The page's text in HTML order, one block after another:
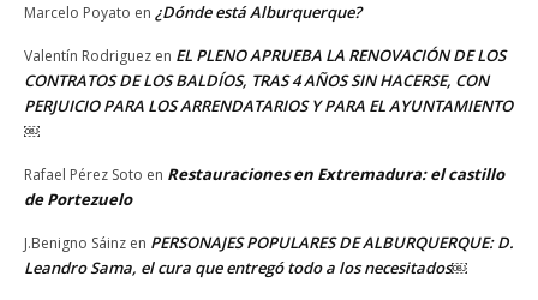
Marcelo Poyato en ¿Dónde está Alburquerque?
Valentín Rodriguez en EL PLENO APRUEBA LA RENOVACIÓN DE LOS
CONTRATOS DE LOS BALDÍOS, TRAS 4 AÑOS SIN HACERSE, CON
PERJUICIO PARA LOS ARRENDATARIOS Y PARA EL AYUNTAMIENTO
￼
Rafael Pérez Soto en Restauraciones en Extremadura: el castillo
de Portezuelo
J.Benigno Sáinz en PERSONAJES POPULARES DE ALBURQUERQUE: D.
Leandro Sama, el cura que entregó todo a los necesitados￼